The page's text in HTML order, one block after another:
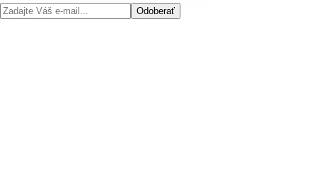
Odoberať